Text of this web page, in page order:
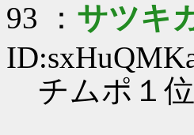
93 ： サツキ
チムポ１